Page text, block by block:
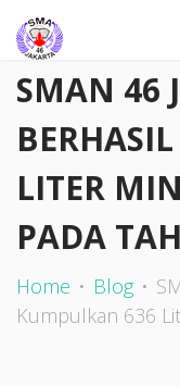
SMAN 46
LITER
PADA
Home Blog
Kumpulkan 636